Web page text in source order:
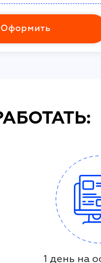
Оформить
1 день на